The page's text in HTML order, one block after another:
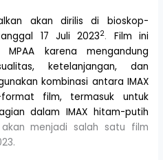
akan dirilis di bioskop-
17 Juli 20232. Film ini
karena mengandung
ketelanjangan, dan
kombinasi antara IMAX
film, termasuk untuk
dalam IMAX hitam-putih
menjadi salah satu film